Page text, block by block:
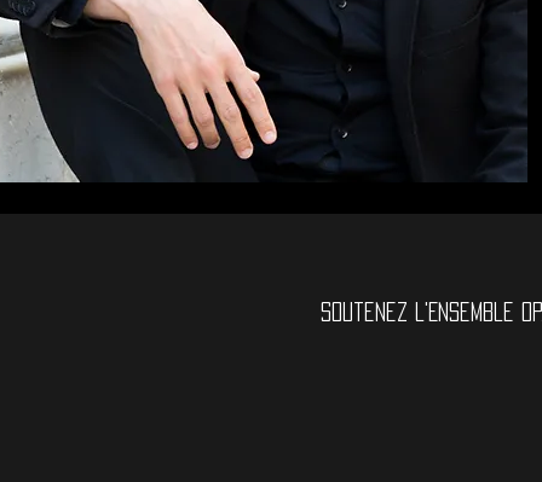
Soutenez l'Ensemble